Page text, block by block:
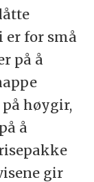
for små
på å
høygir,
å
gir